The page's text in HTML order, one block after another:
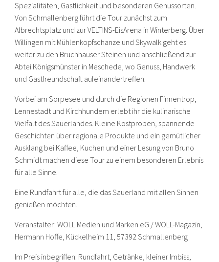
Spezialitäten, Gastlichkeit und besonderen Genussorten.
Von Schmallenberg führt die Tour zunächst zum
Albrechtsplatz und zur VELTINS-EisArena in Winterberg. Über
Willingen mit Mühlenkopfschanze und Skywalk geht es
weiter zu den Bruchhauser Steinen und anschließend zur
Abtei Königsmünster in Meschede, wo Genuss, Handwerk
und Gastfreundschaft aufeinandertreffen.
Vorbei am Sorpesee und durch die Regionen Finnentrop,
Lennestadt und Kirchhundem erlebt ihr die kulinarische
Vielfalt des Sauerlandes. Kleine Kostproben, spannende
Geschichten über regionale Produkte und ein gemütlicher
Ausklang bei Kaffee, Kuchen und einer Lesung von Bruno
Schmidt machen diese Tour zu einem besonderen Erlebnis
für alle Sinne.
Eine Rundfahrt für alle, die das Sauerland mit allen Sinnen
genießen möchten.
Veranstalter: WOLL Medien und Marken eG / WOLL-Magazin,
Hermann Hoffe, Kückelheim 11, 57392 Schmallenberg
Im Preis inbegriffen: Rundfahrt, Getränke, kleiner Imbiss,